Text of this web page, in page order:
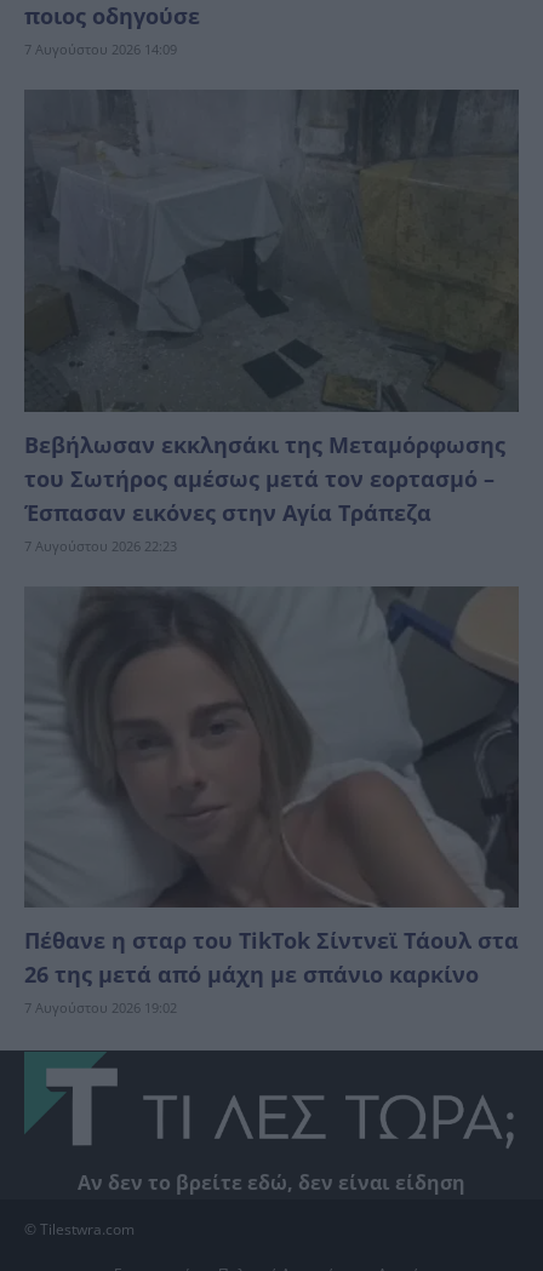
ποιος οδηγούσε
7 Αυγούστου 2026 14:09
Βεβήλωσαν εκκλησάκι της Μεταμόρφωσης
του Σωτήρος αμέσως μετά τον εορτασμό –
Έσπασαν εικόνες στην Αγία Τράπεζα
7 Αυγούστου 2026 22:23
Πέθανε η σταρ του TikTok Σίντνεϊ Τάουλ στα
26 της μετά από μάχη με σπάνιο καρκίνο
7 Αυγούστου 2026 19:02
Αν δεν το βρείτε εδώ, δεν είναι είδηση
© Tilestwra.com